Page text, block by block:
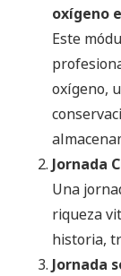
oxígeno
Este
oxígeno,
Jornada
Una
riqueza
historia,
Jornada